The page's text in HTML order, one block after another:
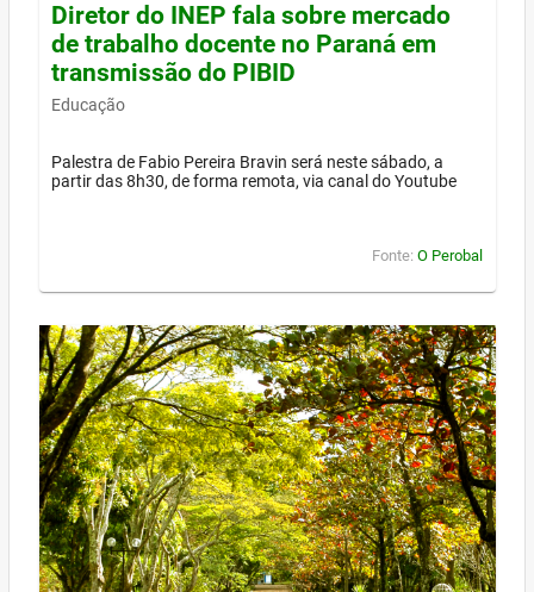
Diretor do INEP fala sobre mercado
de trabalho docente no Paraná em
transmissão do PIBID
Educação
Palestra de Fabio Pereira Bravin será neste sábado, a
partir das 8h30, de forma remota, via canal do Youtube
Fonte: O Perobal